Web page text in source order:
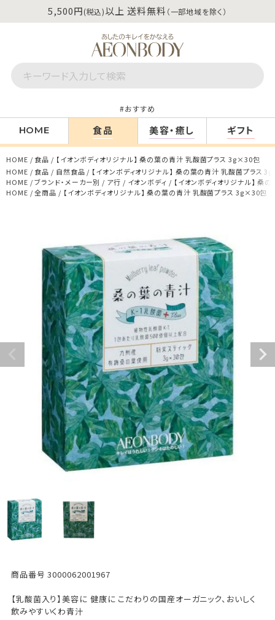
5,500円(税込)以上 送料無料 （一部地域を除く）
おすすめ
HOME 食品 美容・癒し ギフト
HOME 食品
【イオンボディオリジナル】 桑の葉の青汁 乳酸菌プラス 3g×30包
HOME
食品 自然食品
【イオンボディオリジナル】 桑の葉の青汁 乳酸菌プラス
HOME
ブランド・メーカー別 ア行 イオンボディ
【イオンボディオリジナル】
HOME
全商品 【イオンボディオリジナル】 桑の葉の青汁 乳酸菌プラス 3g×30包
商品番号 3000062001967
【乳酸菌入り】美容に 健康に こだわりの国産オーガニック、おいしく
飲みやすいくわ青汁